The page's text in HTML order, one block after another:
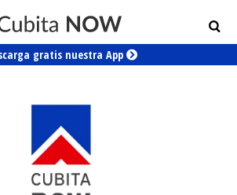
gratis nuestra App